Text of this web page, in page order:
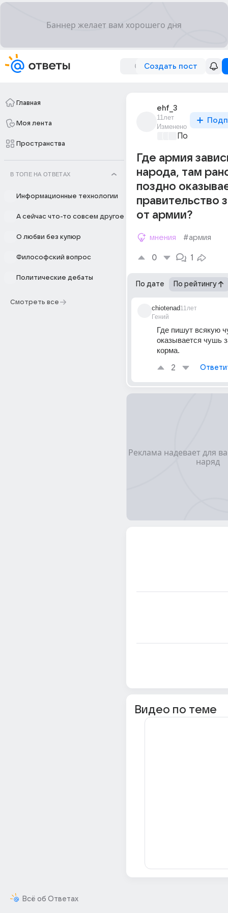
Создать пост
Главная
Моя лента
Пространства
В ТОПЕ НА ОТВЕТАХ
Информационные технологии
А сейчас что-то совсем другое
О любви без купюр
Философский вопрос
Политические дебаты
Смотреть все
Всё об Ответах
ehf_3
11лет
Изменено
Где армия
народа, там
поздно
правительство
от армии?
мнения #армия
0 1
По дате По рейтингу
chiotenad
Гений
11лет
Где пишут всякую
оказывается чушь
корма.
2
Видео по теме